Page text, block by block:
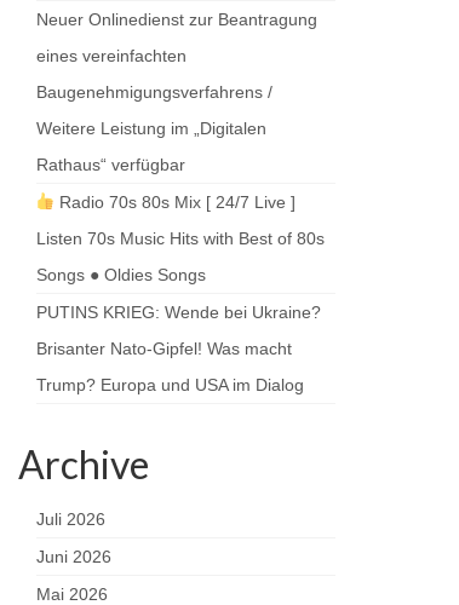
Neuer Onlinedienst zur Beantragung
eines vereinfachten
Baugenehmigungsverfahrens /
Weitere Leistung im „Digitalen
Rathaus“ verfügbar
Radio 70s 80s Mix [ 24/7 Live ]
Listen 70s Music Hits with Best of 80s
Songs ● Oldies Songs
PUTINS KRIEG: Wende bei Ukraine?
Brisanter Nato-Gipfel! Was macht
Trump? Europa und USA im Dialog
Archive
Juli 2026
Juni 2026
Mai 2026